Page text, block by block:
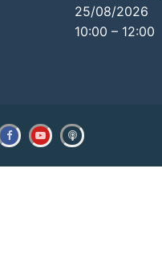
25/08/2026
10:00 – 12:00